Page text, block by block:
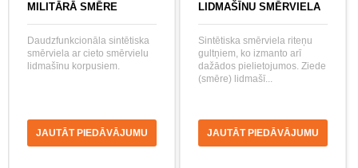
MILITĀRĀ SMĒRE
Daudzfunkcionāla sintētiska
smērviela ar cieto smērvielu
lidmašīnu korpusiem.
JAUTĀT PIEDĀVĀJUMU
LIDMAŠĪNU SMĒRVIELA
Sintētiska smērviela riteņu
gultņiem, ko izmanto arī
dažādos pielietojumos. Ziede
(smēre) lidmašī...
JAUTĀT PIEDĀVĀJUMU